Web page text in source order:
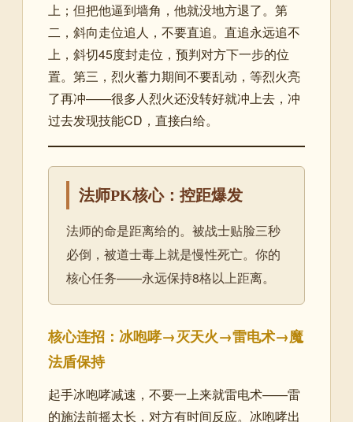
上；但把他逼到墙角，他就没地方退了。第
二，斜向走位追人，不要直追。直追永远追不
上，斜切45度封走位，预判对方下一步的位
置。第三，烈火蓄力期间不要乱动，等烈火亮
了再冲——很多人烈火还没转好就冲上去，冲
过去发现技能CD，直接白给。
法师PK核心：控距爆发
法师的命是距离给的。被战士贴脸三秒
必倒，被道士毒上就是慢性死亡。你的
核心任务——永远保持8格以上距离。
核心连招：冰咆哮→灭天火→雷电术→魔
法盾保持
起手冰咆哮减速，不要一上来就雷电术——雷
的施法前摇太长，对方有时间反应。冰咆哮出